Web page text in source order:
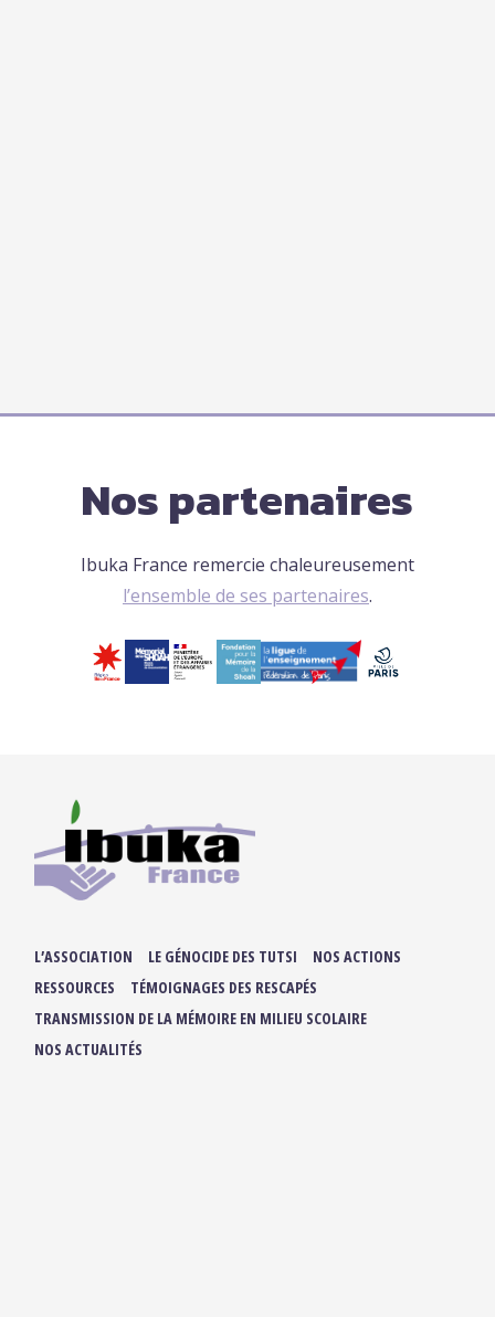
Nos partenaires
Ibuka France remercie chaleureusement
l’ensemble de ses partenaires.
L’ASSOCIATION LE GÉNOCIDE DES TUTSI
NOS ACTIONS
RESSOURCES
TÉMOIGNAGES DES RESCAPÉS
TRANSMISSION DE LA MÉMOIRE EN MILIEU SCOLAIRE
NOS ACTUALITÉS